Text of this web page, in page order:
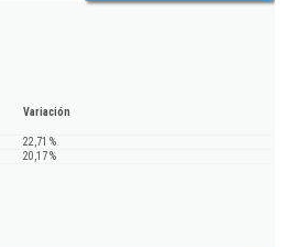
Variación
22,71 %
20,17 %